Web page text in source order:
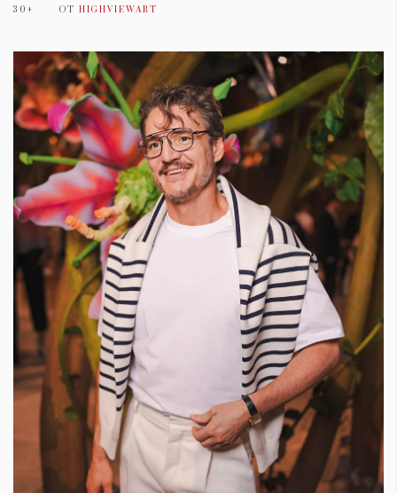
30+ ОТ HIGHVIEWART